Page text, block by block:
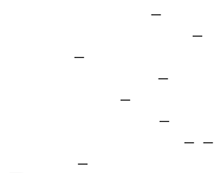
–
–
–
–
–
–
– –
–